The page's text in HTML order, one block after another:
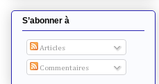
S’abonner à
Articles
Commentaires